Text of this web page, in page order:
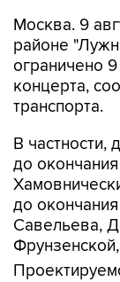
Москва. 9
районе
ограничено
концерта,
транспорта.
В частности,
до
до
Савельева,